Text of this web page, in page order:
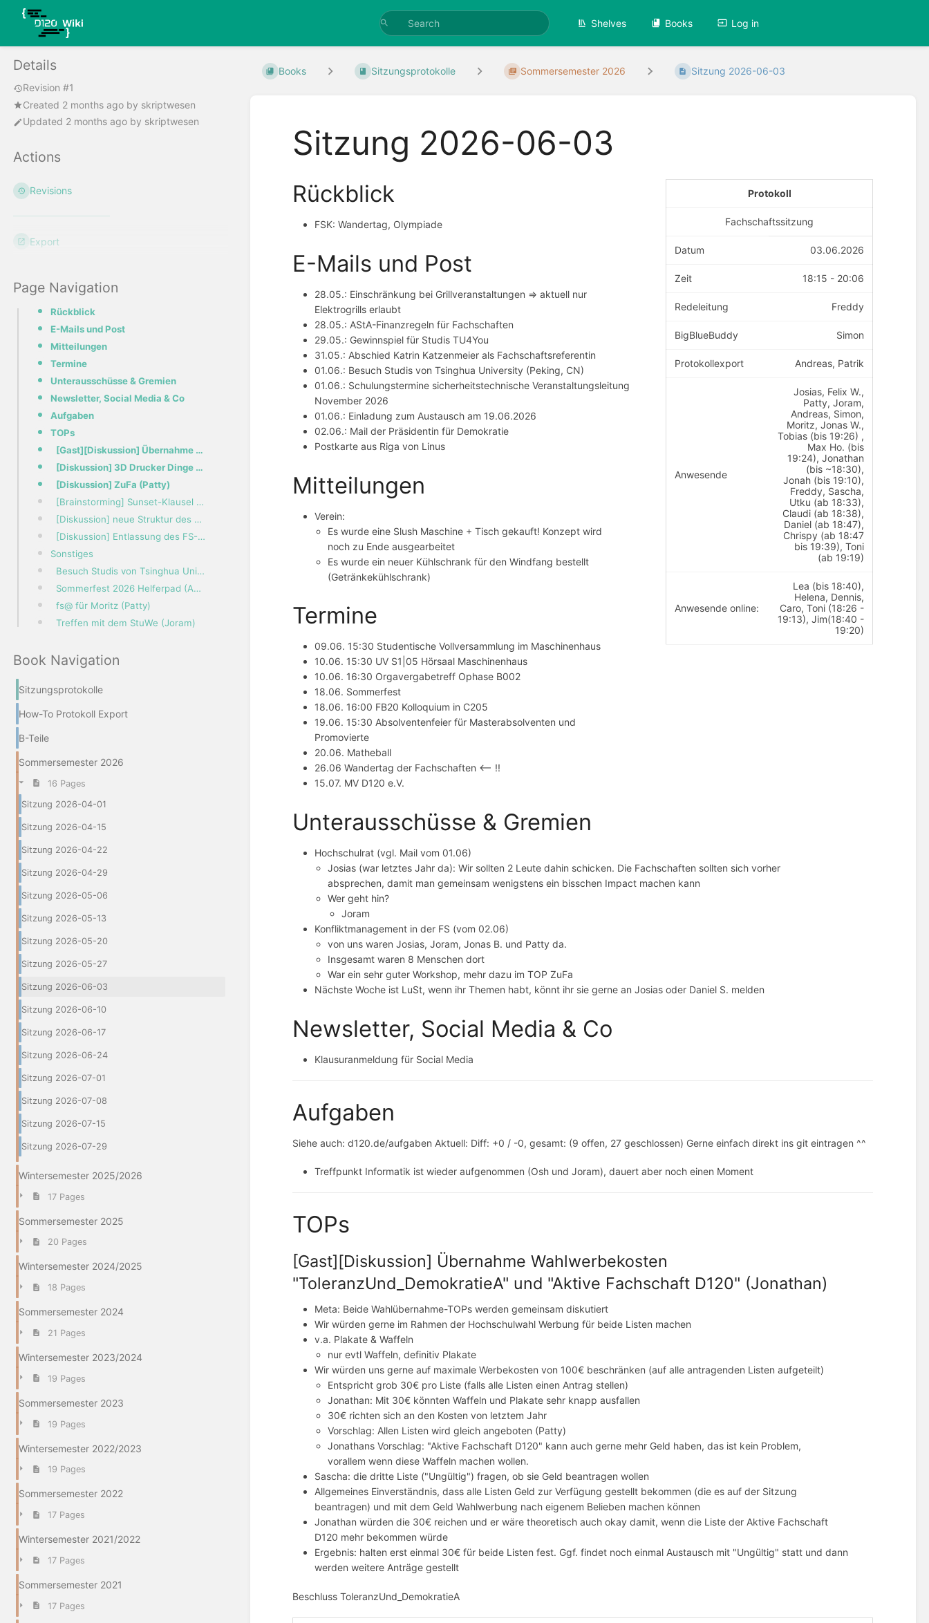
Shelves Books Log in
Details
Revision #1
Created 2 months ago by skriptwesen
Updated 2 months ago by skriptwesen
Actions
Revisions
Export
Page Navigation
Rückblick
E-Mails und Post
Mitteilungen
Termine
Unterausschüsse & Gremien
Newsletter, Social Media & Co
Aufgaben
TOPs
[Gast][Diskussion] Übernahme Wahlwerbekosten "ToleranzUnd_DemokratieA" und "Aktive Fachschaft D120"
[Diskussion] 3D Drucker Dinge & kleine Einführung (Patty)
[Diskussion] ZuFa (Patty)
[Brainstorming] Sunset-Klausel (Patty)
[Diskussion] neue Struktur des Beschlussbuchs (Daniel)
[Diskussion] Entlassung des FS-Referats (Daniel)
Sonstiges
Besuch Studis von Tsinghua University (Peking, CN) (Patty)
Sommerfest 2026 Helferpad (Andreas)
fs@ für Moritz (Patty)
Treffen mit dem StuWe (Joram)
Book Navigation
Sitzungsprotokolle
How-To Protokoll Export
B-Teile
Sommersemester 2026
16 Pages
Sitzung 2026-04-01
Sitzung 2026-04-15
Sitzung 2026-04-22
Sitzung 2026-04-29
Sitzung 2026-05-06
Sitzung 2026-05-13
Sitzung 2026-05-20
Sitzung 2026-05-27
Sitzung 2026-06-03
Sitzung 2026-06-10
Sitzung 2026-06-17
Sitzung 2026-06-24
Sitzung 2026-07-01
Sitzung 2026-07-08
Sitzung 2026-07-15
Sitzung 2026-07-29
Wintersemester 2025/2026
17 Pages
Sommersemester 2025
20 Pages
Wintersemester 2024/2025
18 Pages
Sommersemester 2024
21 Pages
Wintersemester 2023/2024
19 Pages
Sommersemester 2023
19 Pages
Wintersemester 2022/2023
19 Pages
Sommersemester 2022
17 Pages
Wintersemester 2021/2022
17 Pages
Sommersemester 2021
17 Pages
Books Sitzungsprotokolle Sommersemester 2026 Sitzung 2026-06-03
Sitzung 2026-06-03
Protokoll
Fachschaftssitzung
Datum 03.06.2026
Zeit 18:15 - 20:06
Redeleitung Freddy
BigBlueBuddy Simon
Protokollexport Andreas, Patrik
Anwesende
Josias, Felix W.,
Patty, Joram,
Andreas, Simon,
Moritz, Jonas W.,
Tobias (bis 19:26) ,
Max Ho. (bis
19:24), Jonathan
(bis ~18:30),
Jonah (bis 19:10),
Freddy, Sascha,
Utku (ab 18:33),
Claudi (ab 18:38),
Daniel (ab 18:47),
Chrispy (ab 18:47
bis 19:39), Toni
(ab 19:19)
Anwesende online:
Lea (bis 18:40),
Helena, Dennis,
Caro, Toni (18:26 -
19:13), Jim(18:40 -
19:20)
Rückblick
FSK: Wandertag, Olympiade
E-Mails und Post
28.05.: Einschränkung bei Grillveranstaltungen => aktuell nur
Elektrogrills erlaubt
28.05.: AStA-Finanzregeln für Fachschaften
29.05.: Gewinnspiel für Studis TU4You
31.05.: Abschied Katrin Katzenmeier als Fachschaftsreferentin
01.06.: Besuch Studis von Tsinghua University (Peking, CN)
01.06.: Schulungstermine sicherheitstechnische Veranstaltungsleitung
November 2026
01.06.: Einladung zum Austausch am 19.06.2026
02.06.: Mail der Präsidentin für Demokratie
Postkarte aus Riga von Linus
Mitteilungen
Verein:
Es wurde eine Slush Maschine + Tisch gekauft! Konzept wird
noch zu Ende ausgearbeitet
Es wurde ein neuer Kühlschrank für den Windfang bestellt
(Getränkekühlschrank)
Termine
09.06. 15:30 Studentische Vollversammlung im Maschinenhaus
10.06. 15:30 UV S1|05 Hörsaal Maschinenhaus
10.06. 16:30 Orgavergabetreff Ophase B002
18.06. Sommerfest
18.06. 16:00 FB20 Kolloquium in C205
19.06. 15:30 Absolventenfeier für Masterabsolventen und
Promovierte
20.06. Matheball
26.06 Wandertag der Fachschaften <-- !!
15.07. MV D120 e.V.
Unterausschüsse & Gremien
Hochschulrat (vgl. Mail vom 01.06)
Josias (war letztes Jahr da): Wir sollten 2 Leute dahin schicken. Die Fachschaften sollten sich vorher
absprechen, damit man gemeinsam wenigstens ein bisschen Impact machen kann
Wer geht hin?
Joram
Konfliktmanagement in der FS (vom 02.06)
von uns waren Josias, Joram, Jonas B. und Patty da.
Insgesamt waren 8 Menschen dort
War ein sehr guter Workshop, mehr dazu im TOP ZuFa
Nächste Woche ist LuSt, wenn ihr Themen habt, könnt ihr sie gerne an Josias oder Daniel S. melden
Newsletter, Social Media & Co
Klausuranmeldung für Social Media
Aufgaben
Siehe auch: d120.de/aufgaben Aktuell: Diff: +0 / -0, gesamt: (9 offen, 27 geschlossen) Gerne einfach direkt ins git eintragen ^^
Treffpunkt Informatik ist wieder aufgenommen (Osh und Joram), dauert aber noch einen Moment
TOPs
[Gast][Diskussion] Übernahme Wahlwerbekosten
"ToleranzUnd_DemokratieA" und "Aktive Fachschaft D120" (Jonathan)
Meta: Beide Wahlübernahme-TOPs werden gemeinsam diskutiert
Wir würden gerne im Rahmen der Hochschulwahl Werbung für beide Listen machen
v.a. Plakate & Waffeln
nur evtl Waffeln, definitiv Plakate
Wir würden uns gerne auf maximale Werbekosten von 100€ beschränken (auf alle antragenden Listen aufgeteilt)
Entspricht grob 30€ pro Liste (falls alle Listen einen Antrag stellen)
Jonathan: Mit 30€ könnten Waffeln und Plakate sehr knapp ausfallen
30€ richten sich an den Kosten von letztem Jahr
Vorschlag: Allen Listen wird gleich angeboten (Patty)
Jonathans Vorschlag: "Aktive Fachschaft D120" kann auch gerne mehr Geld haben, das ist kein Problem,
vorallem wenn diese Waffeln machen wollen.
Sascha: die dritte Liste ("Ungültig") fragen, ob sie Geld beantragen wollen
Allgemeines Einverständnis, dass alle Listen Geld zur Verfügung gestellt bekommen (die es auf der Sitzung
beantragen) und mit dem Geld Wahlwerbung nach eigenem Belieben machen können
Jonathan würden die 30€ reichen und er wäre theoretisch auch okay damit, wenn die Liste der Aktive Fachschaft
D120 mehr bekommen würde
Ergebnis: halten erst einmal 30€ für beide Listen fest. Ggf. findet noch einmal Austausch mit "Ungültig" statt und dann
werden weitere Anträge gestellt
Beschluss ToleranzUnd_DemokratieA